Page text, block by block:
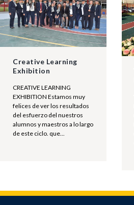
Creative Learning
Exhibition
CREATIVE LEARNING
EXHIBITION Estamos muy
felices de ver los resultados
del esfuerzo del nuestros
alumnos y maestros a lo largo
de este ciclo. que...